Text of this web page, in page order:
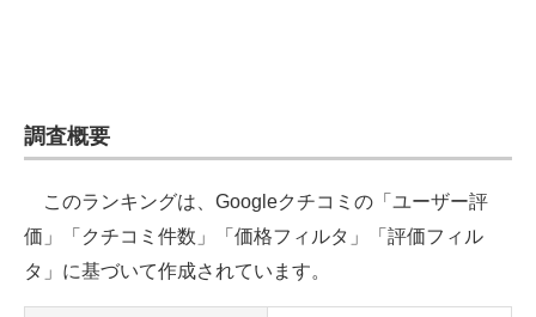
エネルギーの専門メディア
建設×テクノロジーの最前線
調査概要
このランキングは、Googleクチコミの「ユーザー評
価」「クチコミ件数」「価格フィルタ」「評価フィル
タ」に基づいて作成されています。